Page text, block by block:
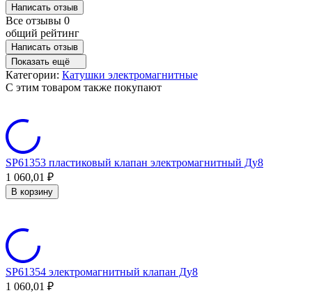
Написать отзыв
Все отзывы 0
общий рейтинг
Написать отзыв
Показать ещё
Категории: Катушки электромагнитные
C этим товаром также покупают
SP61353 пластиковый клапан электромагнитный Ду8
1 060,01 ₽
В корзину
SP61354 электромагнитный клапан Ду8
1 060,01 ₽